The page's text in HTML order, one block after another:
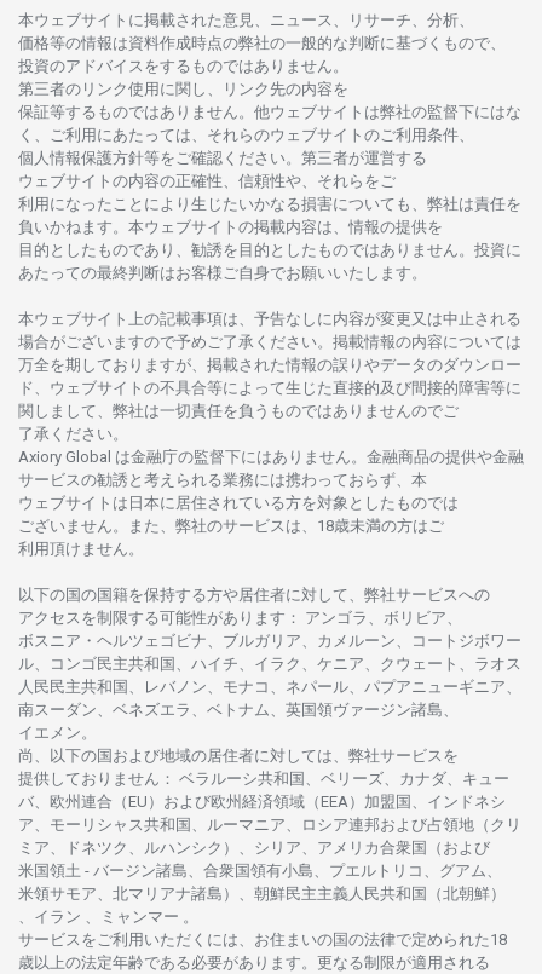
本ウェブサイトに掲載さ れた意見、ニュース、リサーチ、分析、
価格等の情報は資料作成時点の弊社の一般的な判断に基づくもので、
投資のアドバイスをするものではありません。
第三者の リンク使用に関し、 リンク先の内容を
保証等するものではありません。 他ウェブサイトは弊社の監督下にはな
く、 ご利用にあたっては、 それらのウェブサイトのご利用条件、
個人情報保護方針等をご確認ください。 第三者が運営する
ウェブサイトの内容の正確性、信頼性や、それらをご
利用になったことにより 生じたいかなる損害についても、 弊社は責任を
負いかねます。 本ウェブサイトの掲載内容は、 情報の提供を
目的としたものであり、 勧誘を 目的としたものではありません。 投資に
あたっての最終判断はお客様ご自身でお願いいたします。
本ウェブサイト 上の記載事項は、 予告なしに内容が変更又は中止さ れる
場合がございますので予めご了承ください。 掲載情報の内容については
万全を期しておりますが、 掲載さ れた情報の誤りやデータのダウンロー
ド、 ウェブサイトの不具合等によって生じた 直接的及び間接的障害等に
関し まして、 弊社は一切責任を負うものではありませんのでご
了承ください。
Axiory Global は金融庁の監督下にはありません。 金融商品の提供や金融
サービスの勧誘と 考えられる業務には携わっておらず、 本
ウェブサイトは 日本に居住さ れている方を対象としたものでは
ございません。
また、 弊社のサービスは、18歳未満の方はご
利用頂けません。
以下の国の国籍を保持する方や居住者に対して、 弊社サービスへの
アクセスを制限する可能性があります ： アンゴラ、ボリビア、
ボスニア ・ ヘルツェゴビナ、ブルガリア、カメルーン、コートジボワー
ル、
コンゴ民主共和国、ハイチ、イラク、ケニア、クウェート、 ラオス
人民民主共和国、レバノン、モナコ、ネパール、パプアニューギニア、
南スーダン、ベネズエラ、ベトナム、 英国領ヴァージン諸島、
イエメン。
尚、
以下の国および地域の居住者に対しては、 弊社サービスを
提供しておりません ： ベラルーシ共和国、ベリーズ、カナダ、キュー
バ、 欧州連合 （EU） および欧州経済領域 （EEA）加盟国、インドネシ
ア、 モーリシャス共和国、ルーマニア、 ロシア連邦および占領地 （クリ
ミア、ドネツク、ルハンシク）、シリア、 アメリカ合衆国
（および
米国領土 - バージン諸島、合衆国領有小島、プエルトリコ、グアム、
米領サモア、 北マリアナ諸島）、 朝鮮民主主義人民共和国
（北朝鮮）
、イラン 、ミャンマー 。
サービスをご利用いただくには、お住まいの国の法律で定められた 18
歳以上の法定年齢である必要があります。 更なる制限が適用さ れる